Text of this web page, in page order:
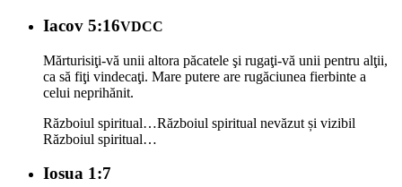
Iacov 5:16VDCC
Mărturisiţi-vă unii altora păcatele şi rugaţi-vă unii pentru alţii,
ca să fiţi vindecaţi. Mare putere are rugăciunea fierbinte a
celui neprihănit.
Războiul spiritual…Războiul spiritual nevăzut și vizibil
Războiul spiritual…
Iosua 1:7